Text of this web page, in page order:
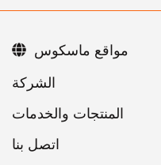
اتصل بنا
مواقع ماسكوس